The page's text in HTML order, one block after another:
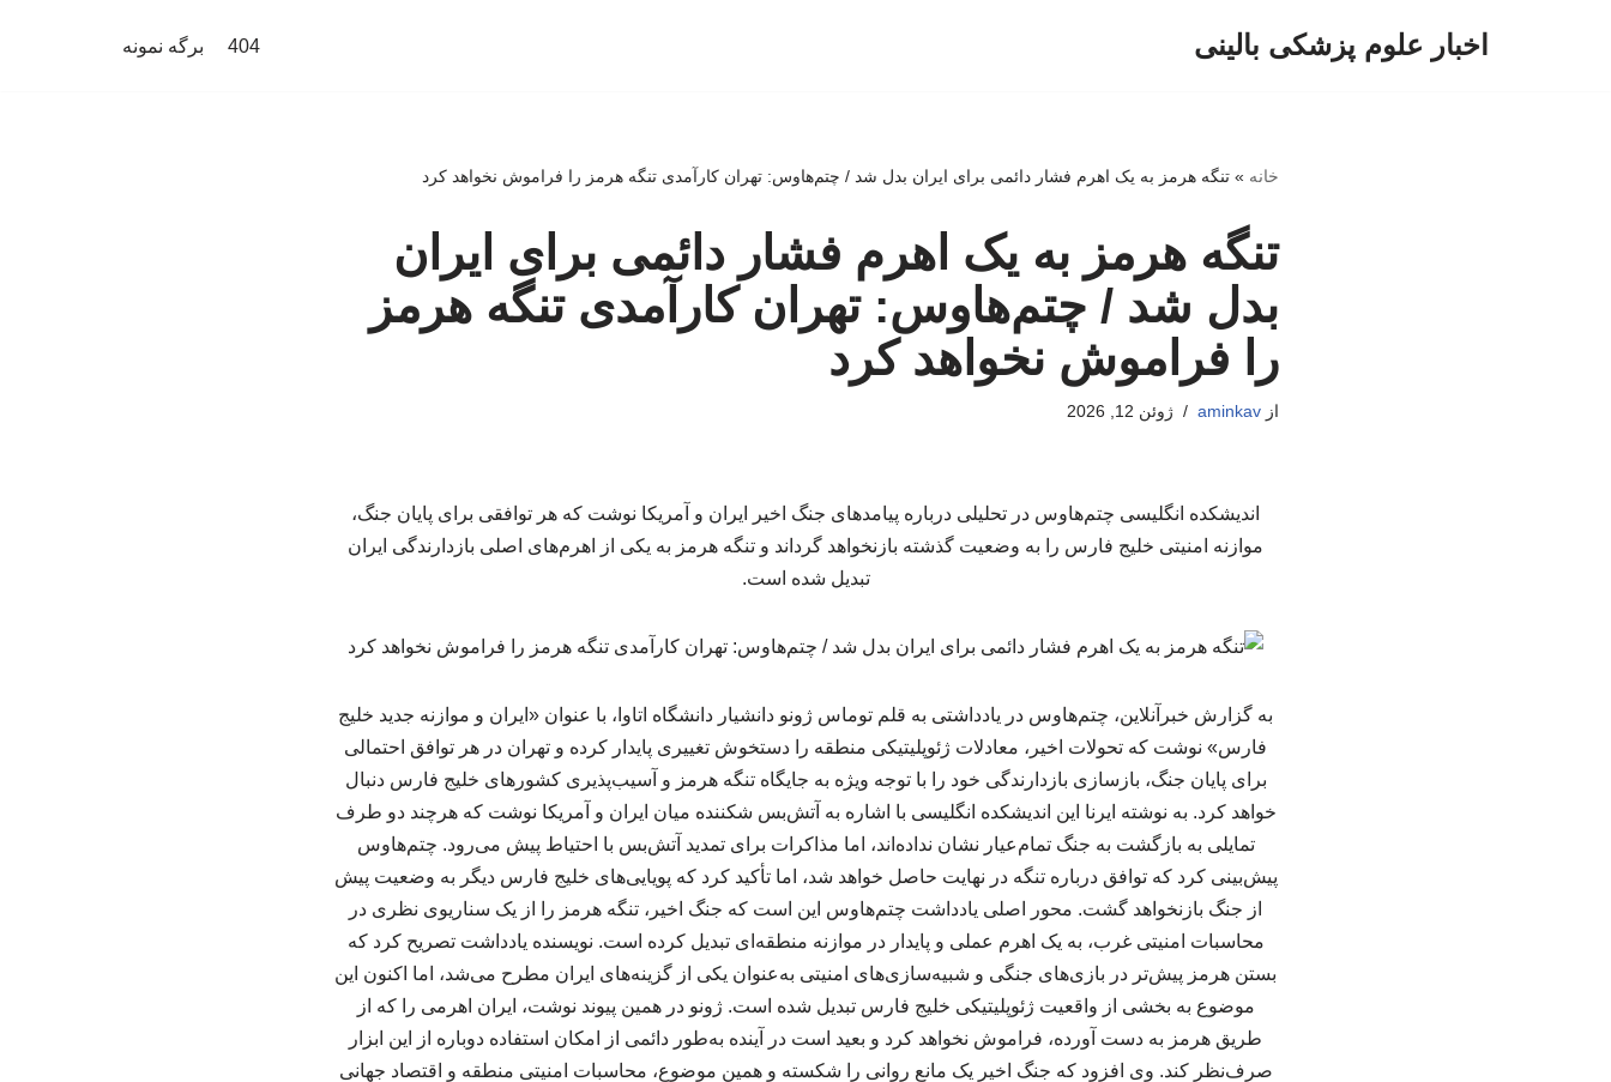
اخبار علوم پزشکی بالینی 404 برگه نمونه
خانه »تنگه هرمز به یک اهرم فشار دائمی برای ایران بدل شد / چتم‌هاوس: تهران کارآمدی تنگه هرمز را فراموش نخواهد کرد
تنگه هرمز به یک اهرم فشار دائمی برای ایران
بدل شد / چتم‌هاوس: تهران کارآمدی تنگه هرمز
را فراموش نخواهد کرد
ازaminkav ژوئن 12, 2026
اندیشکده انگلیسی چتم‌هاوس در تحلیلی درباره پیامدهای جنگ اخیر ایران و آمریکا نوشت که هر توافقی برای پایان جنگ،
موازنه امنیتی خلیج فارس را به وضعیت گذشته بازنخواهد گرداند و تنگه هرمز به یکی از اهرم‌های اصلی بازدارندگی ایران
تبدیل شده است.
به گزارش خبرآنلاین، چتم‌هاوس در یادداشتی به قلم توماس ژونو دانشیار دانشگاه اتاوا، با عنوان «ایران و موازنه جدید خلیج
فارس» نوشت که تحولات اخیر، معادلات ژئوپلیتیکی منطقه را دستخوش تغییری پایدار کرده و تهران در هر توافق احتمالی
برای پایان جنگ، بازسازی بازدارندگی خود را با توجه ویژه به جایگاه تنگه هرمز و آسیب‌پذیری کشورهای خلیج فارس دنبال
خواهد کرد. به نوشته ایرنا این اندیشکده انگلیسی با اشاره به آتش‌بس شکننده میان ایران و آمریکا نوشت که هرچند دو طرف
تمایلی به بازگشت به جنگ تمام‌عیار نشان نداده‌اند، اما مذاکرات برای تمدید آتش‌بس با احتیاط پیش می‌رود. چتم‌هاوس
پیش‌بینی کرد که توافق درباره تنگه در نهایت حاصل خواهد شد، اما تأکید کرد که پویایی‌های خلیج فارس دیگر به وضعیت پیش
از جنگ بازنخواهد گشت. محور اصلی یادداشت چتم‌هاوس این است که جنگ اخیر، تنگه هرمز را از یک سناریوی نظری در
محاسبات امنیتی غرب، به یک اهرم عملی و پایدار در موازنه منطقه‌ای تبدیل کرده است. نویسنده یادداشت تصریح کرد که
بستن هرمز پیش‌تر در بازی‌های جنگی و شبیه‌سازی‌های امنیتی به‌عنوان یکی از گزینه‌های ایران مطرح می‌شد، اما اکنون این
موضوع به بخشی از واقعیت ژئوپلیتیکی خلیج فارس تبدیل شده است. ژونو در همین پیوند نوشت، ایران اهرمی را که از
طریق هرمز به دست آورده، فراموش نخواهد کرد و بعید است در آینده به‌طور دائمی از امکان استفاده دوباره از این ابزار
صرف‌نظر کند. وی افزود که جنگ اخیر یک مانع روانی را شکسته و همین موضوع، محاسبات امنیتی منطقه و اقتصاد جهانی